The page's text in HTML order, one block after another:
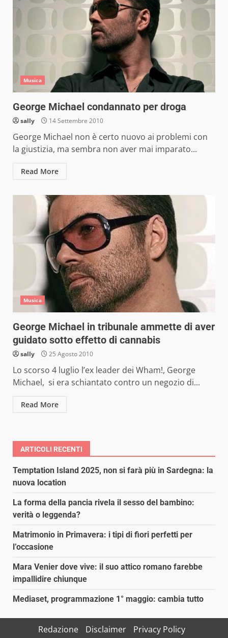
Musica
George Michael condannato per droga
sally 14 Settembre 2010
George Michael non è certo nuovo ai problemi con
la giustizia, ma sembra non aver mai imparato...
Read More
Musica
George Michael in tribunale ammette di aver
guidato sotto effetto di cannabis
sally 25 Agosto 2010
Lo scorso 4 luglio l’ex leader dei Wham!, George
Michael, si era schiantato contro un negozio di...
Read More
ARTICOLI RECENTI
Temptation Island 2025, non si farà più in Sardegna: la
nuova location
La forma della pancia rivela il sesso del bambino:
verità o leggenda?
Matrimonio in Primavera: i tipi di fiori perfetti per
l’occasione
Mara Venier dove vive: il suo attico romano farebbe
impallidire chiunque
Mediaset, programmazione 1° maggio: cambia tutto
Redazione Disclaimer Privacy Policy